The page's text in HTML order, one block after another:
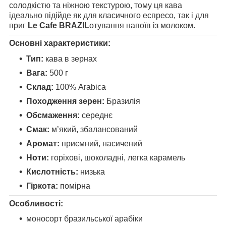
солодкістю та ніжною текстурою, тому ця кава
ідеально підійде як для класичного еспресо, так і для
приг Le Cafe BRAZILотування напоїв із молоком.
Основні характеристики:
Тип: кава в зернах
Вага: 500 г
Склад: 100% Arabica
Походження зерен: Бразилія
Обсмаження: середнє
Смак: м’який, збалансований
Аромат: приємний, насичений
Ноти: горіхові, шоколадні, легка карамель
Кислотність: низька
Гіркота: помірна
Особливості:
моносорт бразильської арабіки